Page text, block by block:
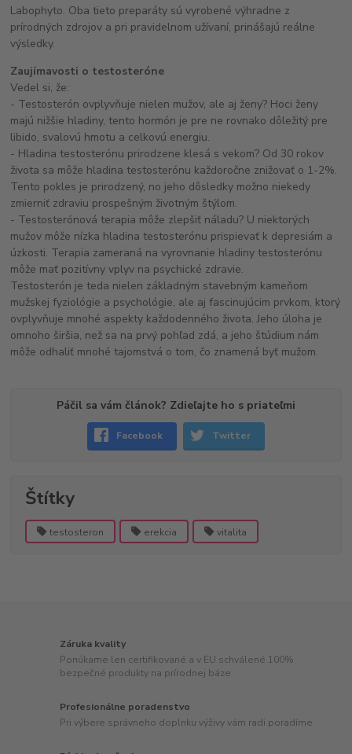
Labophyto. Oba tieto preparáty sú vyrobené výhradne z
prírodných zdrojov a pri pravidelnom užívaní, prinášajú reálne
výsledky.
Zaujímavosti o testosteróne
Vedel si, že:
- Testosterón ovplyvňuje nielen mužov, ale aj ženy? Hoci ženy
majú nižšie hladiny, tento hormón je pre ne rovnako dôležitý pre
libido, svalovú hmotu a celkovú energiu.
- Hladina testosterónu prirodzene klesá s vekom? Od 30 rokov
života sa môže hladina testosterónu každoročne znižovať o 1-2%.
Tento pokles je prirodzený, no jeho dôsledky možno niekedy
zmierniť zdraviu prospešným životným štýlom.
- Testosterónová terapia môže zlepšiť náladu? U niektorých
mužov môže nízka hladina testosterónu prispievať k depresiám a
úzkosti. Terapia zameraná na vyrovnanie hladiny testosterónu
môže mať pozitívny vplyv na psychické zdravie.
Testosterón je teda nielen základným stavebným kameňom
mužskej fyziológie a psychológie, ale aj fascinujúcim prvkom, ktorý
ovplyvňuje mnohé aspekty každodenného života. Jeho úloha je
omnoho širšia, než sa na prvý pohľad zdá, a jeho štúdium nám
môže odhaliť mnohé tajomstvá o tom, čo znamená byť mužom.
Páčil sa vám článok? Zdieľajte ho s priateľmi
Facebook Twitter
Štítky
testosteron erekcia vitalita
Záruka kvality
Ponúkame len certifikované a v EU schválené 100%
bezpečné produkty na prírodnej báze
Profesionálne poradenstvo
Pri výbere správneho doplnku výživy vám radi poradíme